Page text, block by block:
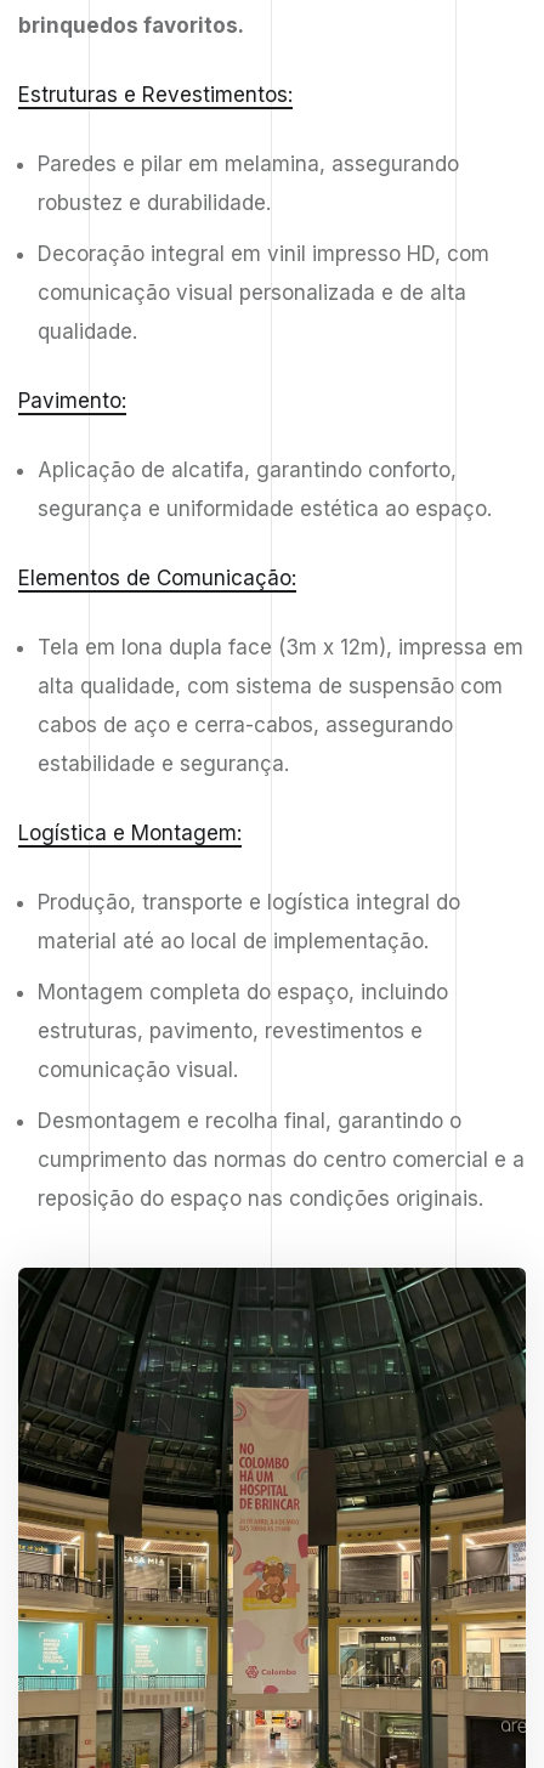
brinquedos favoritos.
Estruturas e Revestimentos:
Paredes e pilar em melamina, assegurando
robustez e durabilidade.
Decoração integral em vinil impresso HD, com
comunicação visual personalizada e de alta
qualidade.
Pavimento:
Aplicação de alcatifa, garantindo conforto,
segurança e uniformidade estética ao espaço.
Elementos de Comunicação:
Tela em lona dupla face (3m x 12m), impressa em
alta qualidade, com sistema de suspensão com
cabos de aço e cerra-cabos, assegurando
estabilidade e segurança.
Logística e Montagem:
Produção, transporte e logística integral do
material até ao local de implementação.
Montagem completa do espaço, incluindo
estruturas, pavimento, revestimentos e
comunicação visual.
Desmontagem e recolha final, garantindo o
cumprimento das normas do centro comercial e a
reposição do espaço nas condições originais.